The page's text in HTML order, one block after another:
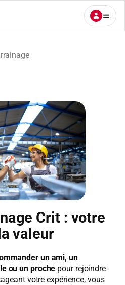
Crit : votre
valeur
un ami, un
ou un proche pour rejoindre
votre expérience, vous